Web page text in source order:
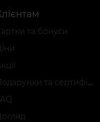
та бонуси
Подарунки та сертифікати